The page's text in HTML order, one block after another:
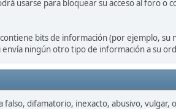
usarse para bloquear su acceso al foro
bits de información (por ejemplo, su
ningún otro tipo de información a su
difamatorio, inexacto, abusivo,